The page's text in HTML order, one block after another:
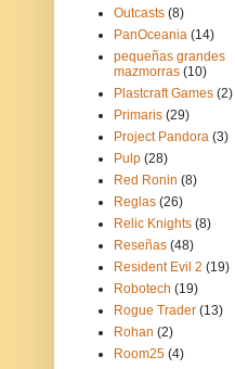
Outcasts (8)
PanOceania (14)
pequeñas grandes
mazmorras (10)
Plastcraft Games (2)
Primaris (29)
Project Pandora (3)
Pulp (28)
Red Ronin (8)
Reglas (26)
Relic Knights (8)
Reseñas (48)
Resident Evil 2 (19)
Robotech (19)
Rogue Trader (13)
Rohan (2)
Room25 (4)